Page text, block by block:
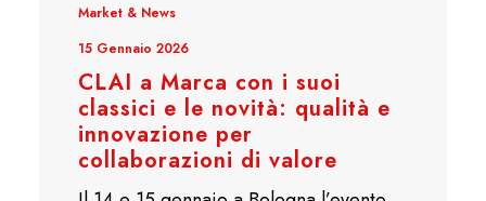
Market & News
15 Gennaio 2026
CLAI a Marca con i suoi
classici e le novità: qualità e
innovazione per
collaborazioni di valore